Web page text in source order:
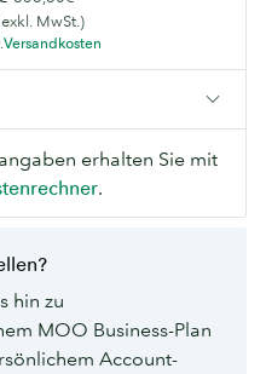
MwSt.)
Versandkosten
erhalten Sie mit
.
hin zu
MOO Business-Plan
Account-